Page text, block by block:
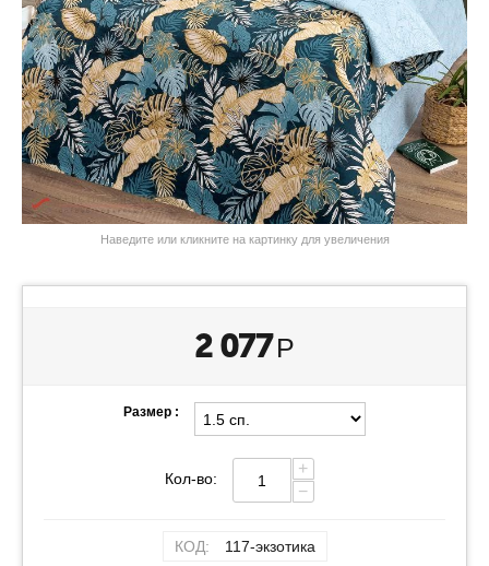
Наведите или кликните на картинку для увеличения
2 077 Р
Размер :
Кол-во:
+
−
КОД: 117-экзотика